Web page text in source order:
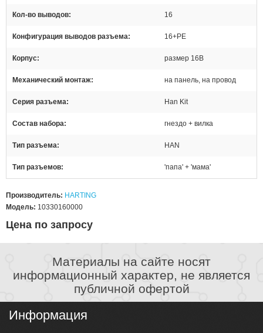
Кол-во выводов 16
Конфигурация выводов разъема 16+PE
Корпус размер 16В
Механический монтаж на панель, на провод
Серия разъема Han Kit
Состав набора гнездо + вилка
Тип разъема HAN
Тип разъемов 'папа' + 'мама'
Производитель: HARTING
Модель: 10330160000
Цена по запросу
Материалы на сайте носят
информационный характер, не является
публичной офертой
Информация